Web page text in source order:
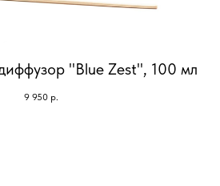
"Blue Zest", 100 мл
9 950 р.